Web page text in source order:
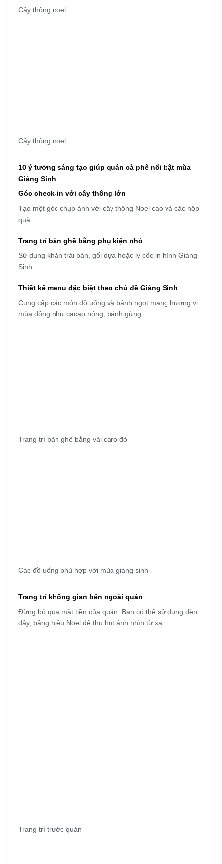
Cây thông noel
Cây thông noel
10 ý tưởng sáng tạo giúp quán cà phê nổi bật mùa
Giáng Sinh
Góc check-in với cây thông lớn
Tạo một góc chụp ảnh với cây thông Noel cao và các hộp
quà.
Trang trí bàn ghế bằng phụ kiện nhỏ
Sử dụng khăn trải bàn, gối dựa hoặc ly cốc in hình Giáng
Sinh.
Thiết kế menu đặc biệt theo chủ đề Giáng Sinh
Cung cấp các món đồ uống và bánh ngọt mang hương vị
mùa đông như cacao nóng, bánh gừng.
Trang trí bàn ghế bằng vải caro đỏ
Các đồ uống phù hợp với mùa giáng sinh
Trang trí không gian bên ngoài quán
Đừng bỏ qua mặt tiền của quán. Bạn có thể sử dụng đèn
dây, bảng hiệu Noel để thu hút ánh nhìn từ xa.
Trang trí trước quán